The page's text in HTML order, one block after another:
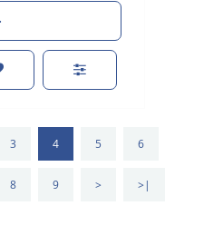
3 4 5 6
8 9 > >|